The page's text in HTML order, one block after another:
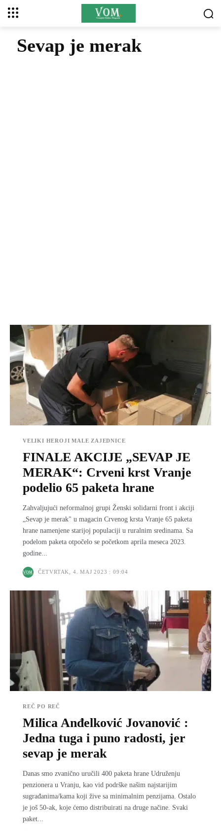
Sevap je merak
VELIKI HEROJI MALE ZAJEDNICE
FINALE AKCIJE „SEVAP JE
MERAK“: Crveni krst Vranje
podelio 65 paketa hrane
Zahvaljujući neformalnoj grupi Ženski solidarni front i akciji
„Sevap je merak" u magacin Crvenog krsta Vranje 65 paketa
hrane namenjene starijoj populaciji u ruralnim sredinama. Sa
podelom paketa otpočelo se početkom aprila meseca 2023.
godine...
ČETVRTAK, 4. MAJ 2023 : 09:04
REČ PO REČ
Milica Anđelković Jovanović :
Jedna tuga i puno radosti, jer
sevap je merak
Danas smo zvanično uručili 400 paketa hrane Udruženju
penzionera u Vranju, kao vid podrške našim najstarijim
sugrađanima/kama koji žive sa minimalnim penzijama. Ostalo
je još 50-ak, koje ćemo distribuirati na druge načine. Svaki
paket...